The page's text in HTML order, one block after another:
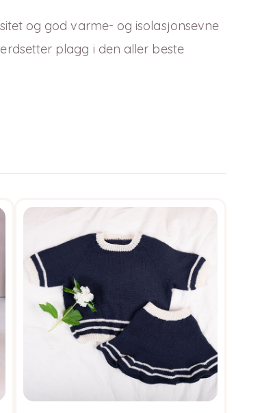
og god varme- og isolasjonsevne
plagg i den aller beste